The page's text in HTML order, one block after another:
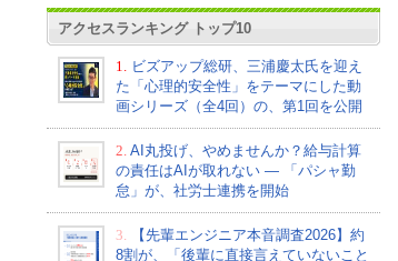
アクセスランキング トップ10
1.
ビズアップ総研、三浦慶太氏を迎え
た「心理的安全性」をテーマにした動
画シリーズ（全4回）の、第1回を公開
2. AI丸投げ、やめませんか？給与計算
の責任はAIが取れない ― 「パシャ勤
怠」が、社労士連携を開始
3.
【先輩エンジニア本音調査2026】約
8割が、「後輩に直接言えていないこと